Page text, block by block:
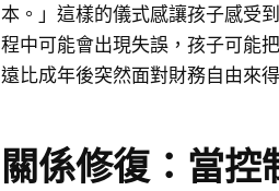
本。」這樣的儀式感讓孩子感受
程中可能會出現失誤，孩子可能
遠比成年後突然面對財務自由來
關係修復：當